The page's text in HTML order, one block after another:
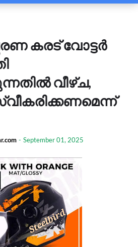
കരട് വോട്ടർ
വീഴ്ച,
- September 01, 2025